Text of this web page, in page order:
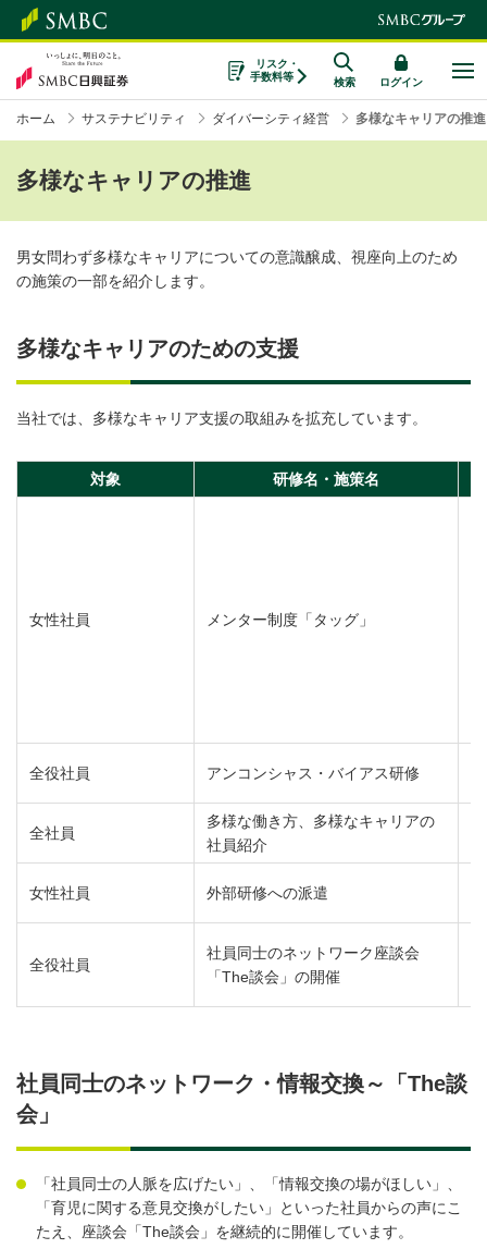
リスク・
手数料等
検索 ログイン
ホーム サステナビリティ ダイバーシティ経営 多様なキャリアの推進
多様なキャリアの推進
男女問わず多様なキャリアについての意識醸成、視座向上のため
の施策の一部を紹介します。
多様なキャリアのための支援
当社では、多様なキャリア支援の取組みを拡充しています。
対象 研修名・施策名
女性社員 メンター制度「タッグ」
全役社員 アンコンシャス・バイアス研修
全社員
多様な働き方、多様なキャリアの
社員紹介
女性社員 外部研修への派遣
全役社員
社員同士のネットワーク座談会
「The談会」の開催
社員同士のネットワーク・情報交換～「The談
会」
「社員同士の人脈を広げたい」、「情報交換の場がほしい」、
「育児に関する意見交換がしたい」といった社員からの声にこ
たえ、座談会「The談会」を継続的に開催しています。